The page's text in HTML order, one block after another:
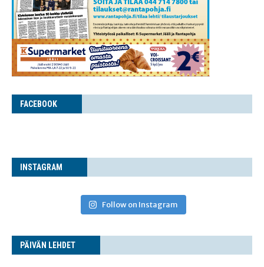
FACE­BOOK
INS­TA­GRAM
Follow on Instagram
PÄI­VÄN LEHDET